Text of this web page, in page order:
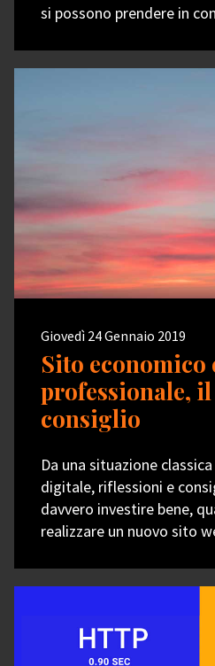
si possono prendere in
Giovedì 24 Gennaio 2019
Sito economico
professionale,
consiglio
Da una situazione
digitale, riflessioni e
davvero investire bene,
realizzare un nuovo sito